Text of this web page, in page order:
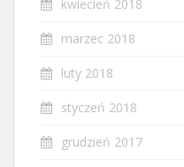
kwiecień 2018
marzec 2018
luty 2018
styczeń 2018
grudzień 2017